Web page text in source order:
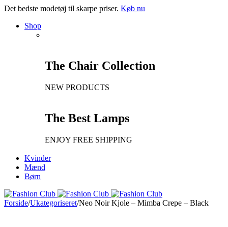
Det bedste modetøj til skarpe priser. Køb nu
Shop
The Chair Collection
NEW PRODUCTS
The Best Lamps
ENJOY FREE SHIPPING
Kvinder
Mænd
Børn
Forside/Ukategoriseret/Neo Noir Kjole – Mimba Crepe – Black